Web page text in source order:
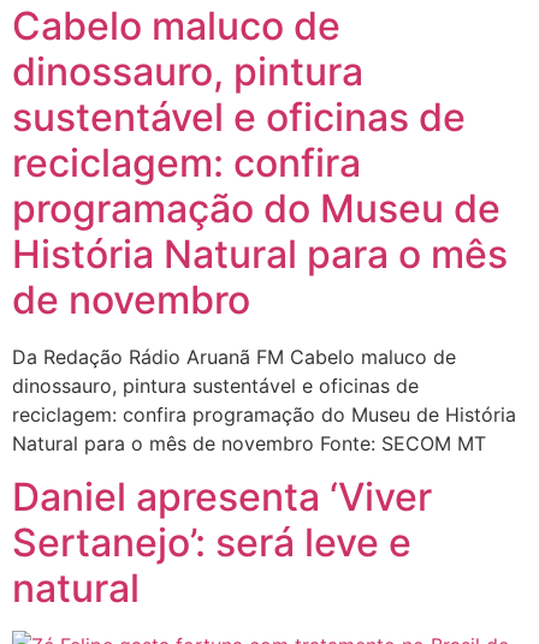
Cabelo maluco de
dinossauro, pintura
sustentável e oficinas de
reciclagem: confira
programação do Museu de
História Natural para o mês
de novembro
Da Redação Rádio Aruanã FM Cabelo maluco de
dinossauro, pintura sustentável e oficinas de
reciclagem: confira programação do Museu de História
Natural para o mês de novembro Fonte: SECOM MT
Daniel apresenta ‘Viver
Sertanejo’: será leve e
natural